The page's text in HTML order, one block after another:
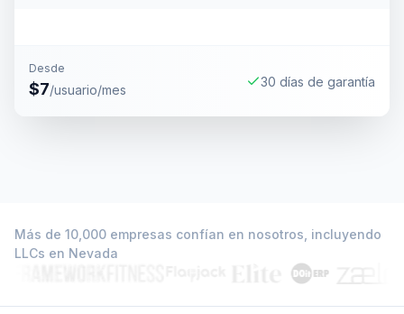
Desde
$7/usuario/mes
30 días de garantía
Más de 10,000 empresas confían en nosotros, incluyendo
LLCs en Nevada